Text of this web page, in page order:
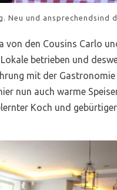
Neu und ansprechendsind
von den Cousins Carlo
betrieben und
mit der Gastronomie
nun auch warme
Koch und